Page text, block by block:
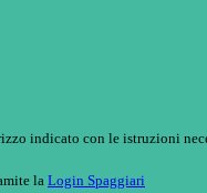
indicato con le istruzioni
la Login Spaggiari